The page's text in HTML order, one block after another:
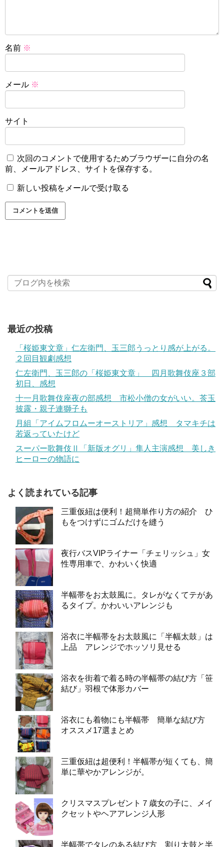
名前 ※
メール ※
サイト
次回のコメントで使用するためブラウザーに自分の名
前、メールアドレス、サイトを保存する。
新しい投稿をメールで受け取る
最近の投稿
「桜姫東文章」仁左衛門、玉三郎うっとり感が上がる。
２回目観劇感想
仁左衛門、玉三郎の「桜姫東文章」 四月歌舞伎座３部
初日、感想
十一月歌舞伎座夜の部感想 市松小僧の女がいい。莟玉
披露・親子連獅子も
月組「アイムフロムーオーストリア」感想 タマキチは
若返っていたけど
スーパー歌舞伎Ⅱ「新版オグリ」隼人主演感想 美しき
ヒーローの物語に
よく読まれている記事
三重仮紐は便利！超簡単作り方の紹介 ひ
もをつけずにゴムだけを縫う
夜行バスVIPライナー「チェリッシュ」女
性専用車で、かわいく快適
半幅帯をお太鼓風に。タレがなくてテがあ
るタイプ。かわいいアレンジも
浴衣に半幅帯をお太鼓風に「半幅太鼓」は
上品 アレンジでホッソリ見せる
浴衣を街着で着る時の半幅帯の結び方「笹
結び」羽根で体形カバー
浴衣にも着物にも半幅帯 簡単な結び方
オススメ17選まとめ
三重仮紐は超便利！半幅帯が短くても、簡
単に華やかアレンジが。
クリスマスプレゼント７歳女の子に、メイ
クセットやヘアアレンジ人形
半幅帯でタレのある結び方 割り太鼓と半